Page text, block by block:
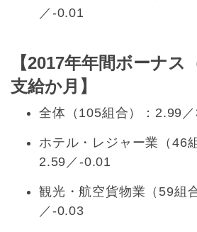
／-0.01
【2017年年間ボーナス
支給か月】
全体（105組合）：2.99
ホテル・レジャー業（46
2.59／-0.01
観光・航空貨物業（59組
／-0.03